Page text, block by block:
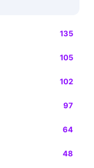
135
105
102
97
64
48